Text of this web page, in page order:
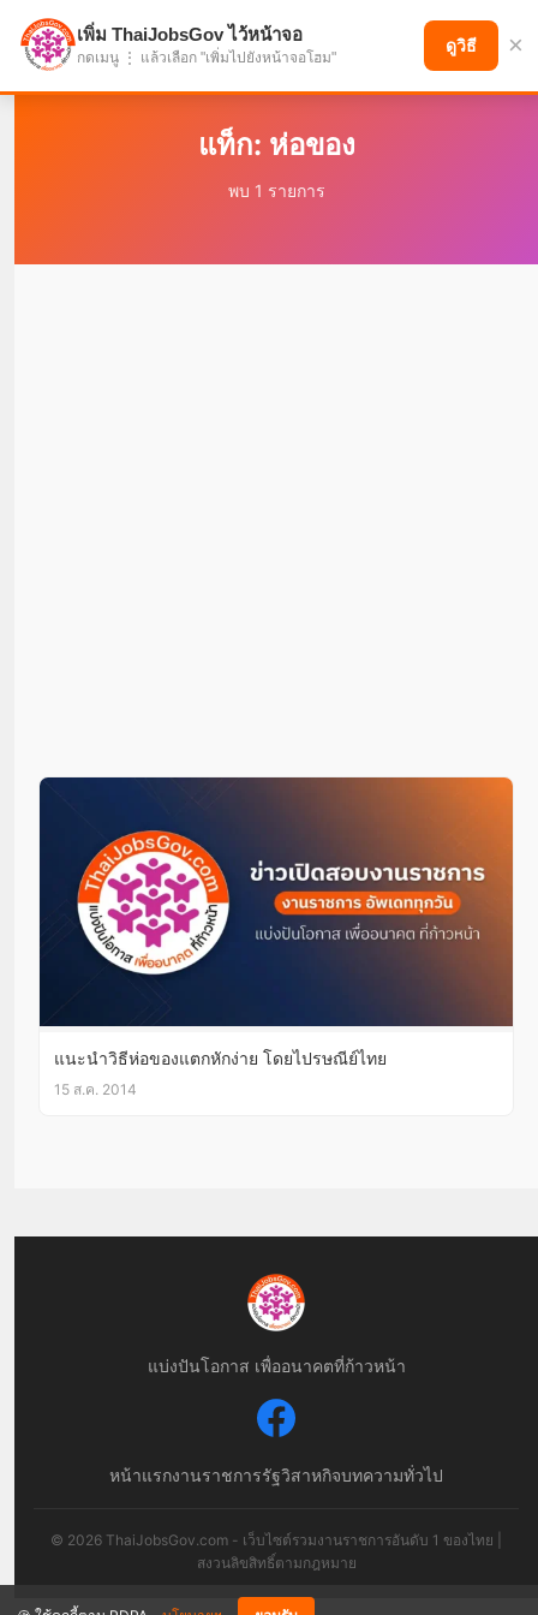
แบ่งปันโอกาส เพื่ออนาคตที่ก้าวหน้า
แท็ก: ห่อของ
พบ 1 รายการ
แนะนำวิธีห่อของแตกหักง่าย โดยไปรษณีย์ไทย
15 ส.ค. 2014
แบ่งปันโอกาส เพื่ออนาคตที่ก้าวหน้า
หน้าแรกงานราชการรัฐวิสาหกิจบทความทั่วไป
© 2026 ThaiJobsGov.com - เว็บไซต์รวมงานราชการอันดับ 1 ของไทย |
สงวนลิขสิทธิ์ตามกฎหมาย
เพิ่ม ThaiJobsGov ไว้หน้าจอ
กดเมนู ⋮ แล้วเลือก "เพิ่มไปยังหน้าจอโฮม"
ดูวิธี ×